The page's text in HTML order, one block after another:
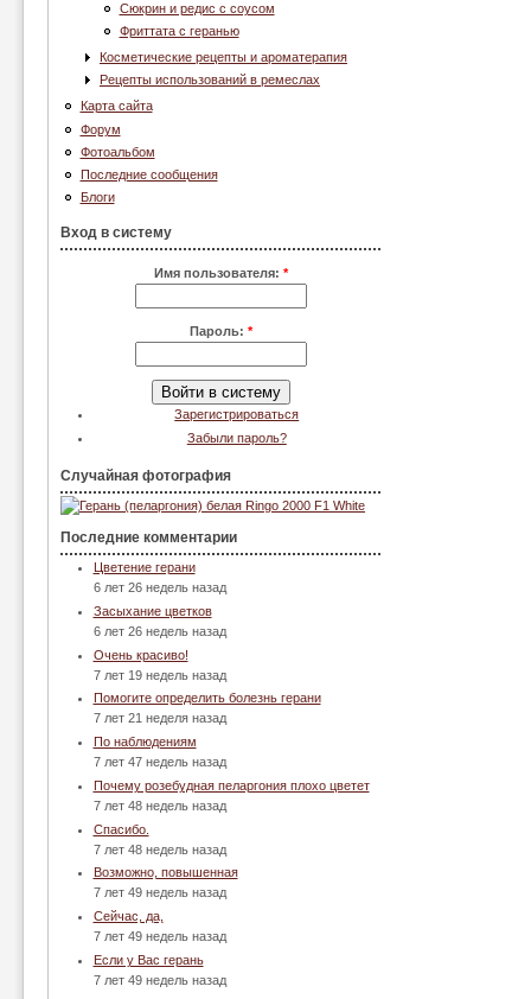
Сюкрин и редис с соусом
Фриттата с геранью
Косметические рецепты и ароматерапия
Рецепты использований в ремеслах
Карта сайта
Форум
Фотоальбом
Последние сообщения
Блоги
Вход в систему
Имя пользователя: *
Пароль: *
Зарегистрироваться
Забыли пароль?
Случайная фотография
Последние комментарии
Цветение герани
6 лет 26 недель назад
Засыхание цветков
6 лет 26 недель назад
Очень красиво!
7 лет 19 недель назад
Помогите определить болезнь герани
7 лет 21 неделя назад
По наблюдениям
7 лет 47 недель назад
Почему розебудная пеларгония плохо цветет
7 лет 48 недель назад
Спасибо.
7 лет 48 недель назад
Возможно, повышенная
7 лет 49 недель назад
Сейчас, да,
7 лет 49 недель назад
Если у Вас герань
7 лет 49 недель назад